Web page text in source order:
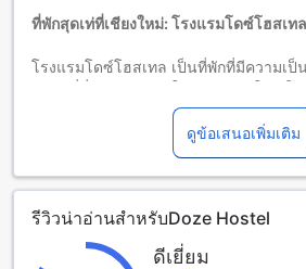
ที่พักสุดเท่ที่เชียงใหม่: โรงแรมโดซ์โฮสเทล
โรงแรมโดซ์โฮสเทล เป็นที่พักที่มีความเป็
ใกล้กับใจกลางเมืองเพียง 0.2 กิโลเมตร แ
15 นาทีถึงสนามบิน โดยโรงแรมมีห้องพัก
สามารถเช็คอินได้ตั้งแต่เวลา 02:00 น. เ
ได้ถึงเวลา 12:00 น. โดยโรงแรมได้รับก
โดยโรงแรมไม่อนุญาตให้เด็กพักฟรี อาจมี
สิ่งอำนวยความสะดวกที่โฮสเทลโดซ
ดูข้อเสนอเพิ่มเติม
รีวิวน่าอ่านสำหรับDoze Hostel
ดีเยี่ยม